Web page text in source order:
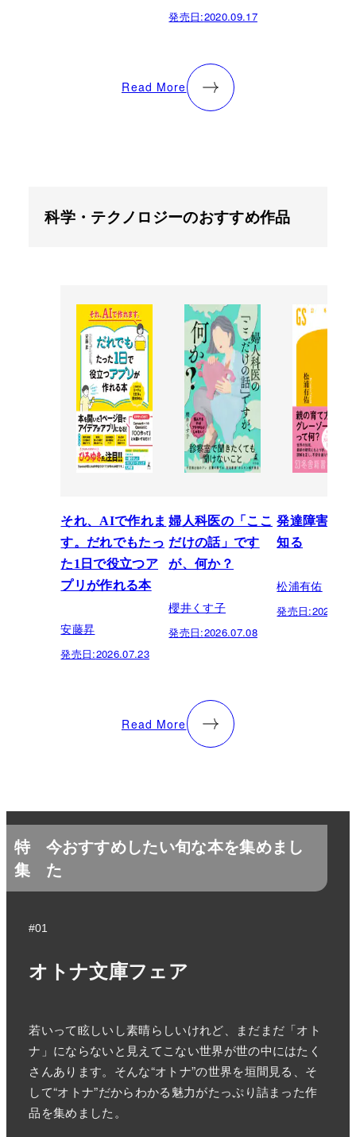
発売日:2020.09.17
Read More
科学・テクノロジーのおすすめ作品
それ、AIで作れま
す。だれでもたっ
た1日で役立つア
プリが作れる本
安藤昇
発売日:2026.07.23
婦人科医の「ここ
だけの話」です
が、何か？
櫻井くす子
発売日:2026.07.08
発達障害を
知る
松浦有佑
発売日:
Read More
特
集
今おすすめしたい旬な本を集めまし
た
#01
オトナ文庫フェア
若いって眩しいし素晴らしいけれど、まだまだ「オト
ナ」にならないと見えてこない世界が世の中にはたく
さんあります。そんな“オトナ”の世界を垣間見る、そ
して“オトナ”だからわかる魅力がたっぷり詰まった作
品を集めました。